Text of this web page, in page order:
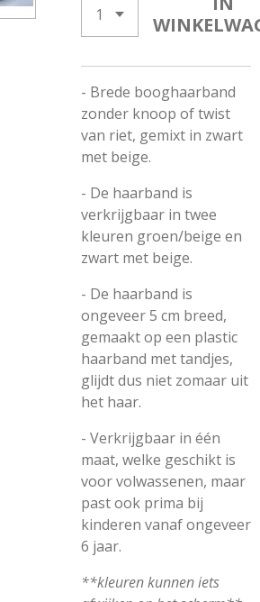
- Brede booghaarband
zonder knoop of twist
van riet, gemixt in zwart
met beige.
- De haarband is
verkrijgbaar in twee
kleuren groen/beige en
zwart met beige.
- De haarband is
ongeveer 5 cm breed,
gemaakt op een plastic
haarband met tandjes,
glijdt dus niet zomaar uit
het haar.
- Verkrijgbaar in één
maat, welke geschikt is
voor volwassenen, maar
past ook prima bij
kinderen vanaf ongeveer
6 jaar.
**kleuren kunnen iets